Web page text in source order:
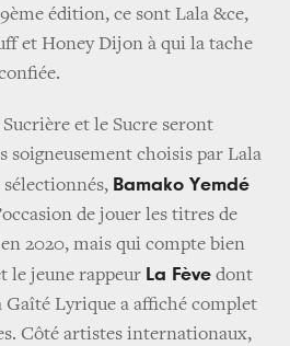
édition, ce sont Lala &ce,
et Honey Dijon à qui la tache
et le Sucre seront
soigneusement choisis par Lala
Bamako Yemdé
de jouer les titres de
2020, mais qui compte bien
le jeune rappeur La Fève dont
Gaîté Lyrique a affiché complet
Côté artistes internationaux,